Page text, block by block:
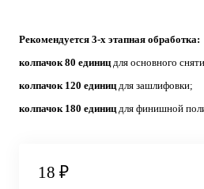
Рекомендуется 3-х этапная обработка:
колпачок 80 единицдля основного
колпачок 120 единицдля зашлифовки;
колпачок 180 единицдля финишной
18 ₽